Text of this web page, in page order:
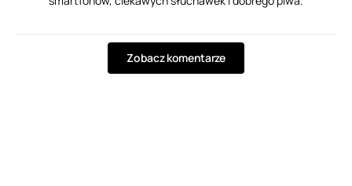
Zobacz komentarze